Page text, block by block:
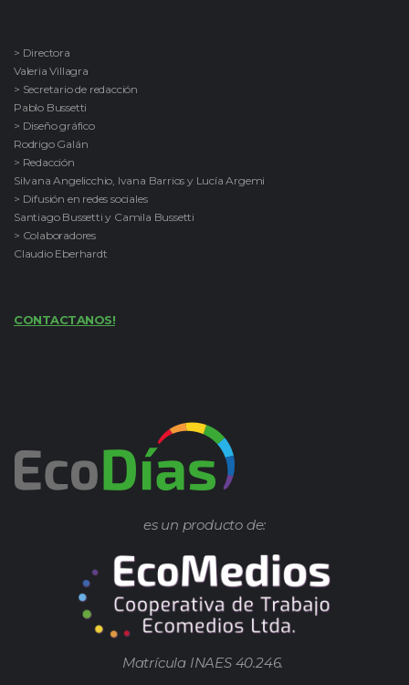
> Directora
Valeria Villagra
> Secretario de redacción
Pablo Bussetti
> Diseño gráfico
Rodrigo Galán
> Redacción
Silvana Angelicchio, Ivana Barrios y Lucía Argemi
> Difusión en redes sociales
Santiago Bussetti y Camila Bussetti
> Colaboradores
Claudio Eberhardt
CONTACTANOS!
es un producto de:
Matrícula INAES 40.246.